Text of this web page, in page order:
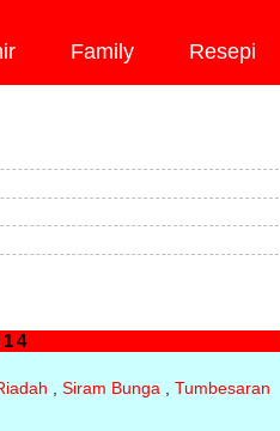
Family Resepi
, Siram Bunga , Tumbesaran